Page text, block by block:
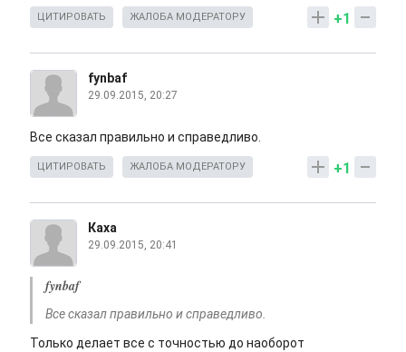
+1
ЦИТИРОВАТЬ ЖАЛОБА МОДЕРАТОРУ
fynbaf
29.09.2015, 20:27
Все сказал правильно и справедливо.
+1
ЦИТИРОВАТЬ ЖАЛОБА МОДЕРАТОРУ
Каха
29.09.2015, 20:41
fynbaf
Все сказал правильно и справедливо.
Только делает все с точностью до наоборот